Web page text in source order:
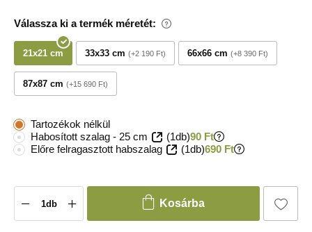
Válassza ki a termék méretét:
21x21 cm 33x33 cm +2 190 Ft 66x66 cm +8 390 Ft
87x87 cm +15 690 Ft
Tartozékok nélkül
Habosított szalag - 25 cm
(1db)90 Ft
Előre felragasztott habszalag
(1db)690 Ft
Kosárba